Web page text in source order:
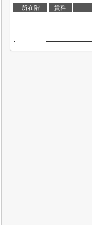
所在階 賃料